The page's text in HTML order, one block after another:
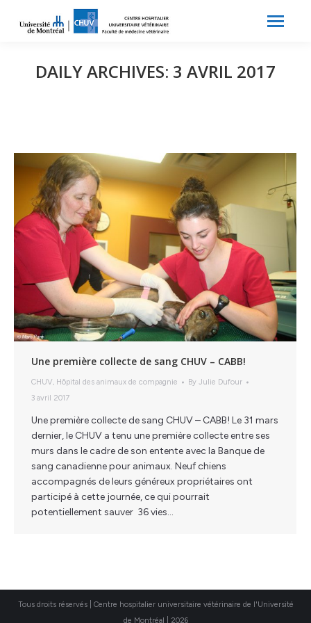
DAILY ARCHIVES: 3 AVRIL 2017
Une première collecte de sang CHUV – CABB!
CHUV, Hôpital des animaux de compagnie By Julie Dufour
3 avril 2017
Une première collecte de sang CHUV – CABB! Le 31 mars
dernier, le CHUV a tenu une première collecte entre ses
murs dans le cadre de son entente avec la Banque de
sang canadienne pour animaux. Neuf chiens
accompagnés de leurs généreux propriétaires ont
participé à cette journée, ce qui pourrait
potentiellement sauver 36 vies…
Tous droits réservés | Centre hospitalier universitaire vétérinaire de l'Université
de Montréal | 2026